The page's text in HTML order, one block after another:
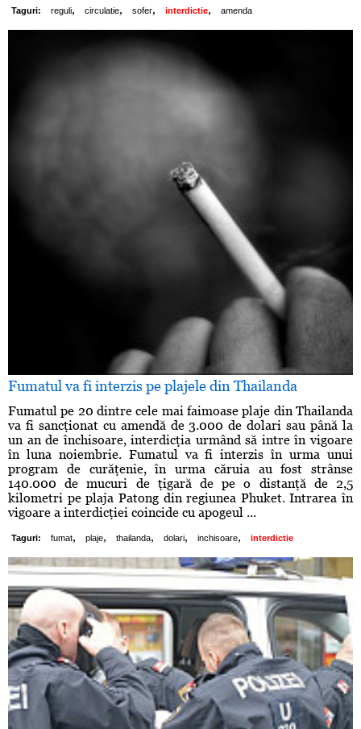
Taguri: reguli, circulatie, sofer, interdictie, amenda
Fumatul va fi interzis pe plajele din Thailanda
Fumatul pe 20 dintre cele mai faimoase plaje din Thailanda
va fi sancţionat cu amendă de 3.000 de dolari sau până la
un an de închisoare, interdicţia urmând să intre în vigoare
în luna noiembrie. Fumatul va fi interzis în urma unui
program de curăţenie, în urma căruia au fost strânse
140.000 de mucuri de ţigară de pe o distanţă de 2,5
kilometri pe plaja Patong din regiunea Phuket. Intrarea în
vigoare a interdicţiei coincide cu apogeul ...
Taguri: fumat, plaje, thailanda, dolari, inchisoare, interdictie